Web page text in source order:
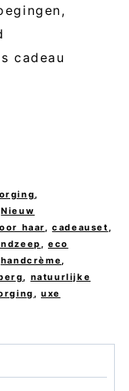
cadeau
,
Nieuw
haar,cadeauset ,
,eco
handcrème,
, natuurlijke
,uxe